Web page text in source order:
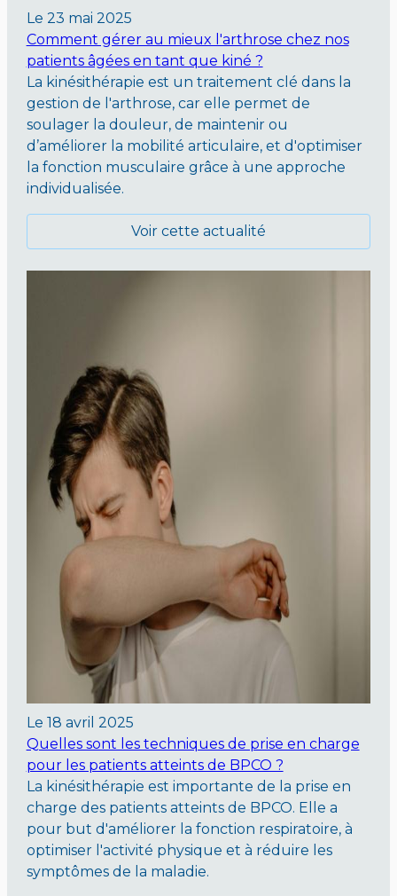
Le 23 mai 2025
Comment gérer au mieux l'arthrose chez nos
patients âgées en tant que kiné ?
La kinésithérapie est un traitement clé dans la
gestion de l'arthrose, car elle permet de
soulager la douleur, de maintenir ou
d’améliorer la mobilité articulaire, et d'optimiser
la fonction musculaire grâce à une approche
individualisée.
Voir cette actualité
Le 18 avril 2025
Quelles sont les techniques de prise en charge
pour les patients atteints de BPCO ?
La kinésithérapie est importante de la prise en
charge des patients atteints de BPCO. Elle a
pour but d'améliorer la fonction respiratoire, à
optimiser l'activité physique et à réduire les
symptômes de la maladie.